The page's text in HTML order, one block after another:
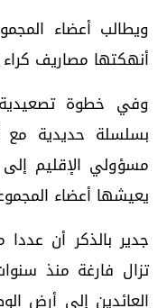
ويطالب أعضاء
أنهكتها مصاريف
وفي خطوة
بسلسلة حديدية مع
مسؤولي الإقليم إلى
يعيشها أعضاء
جدير بالذكر أن
تزال فارغة منذ
العائدين إلى أرض